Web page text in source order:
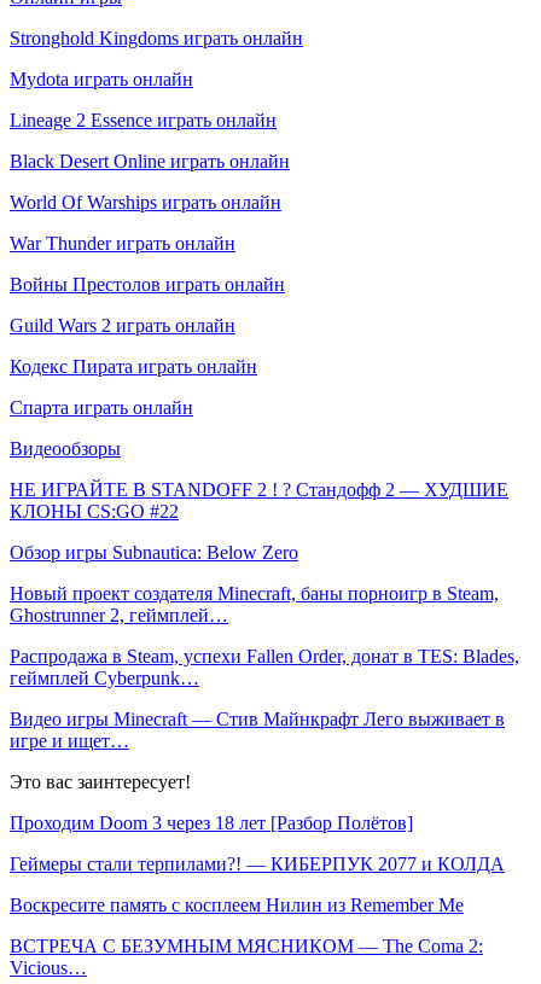
Stronghold Kingdoms играть онлайн
Mydota играть онлайн
Lineage 2 Essence играть онлайн
Black Desert Online играть онлайн
World Of Warships играть онлайн
War Thunder играть онлайн
Войны Престолов играть онлайн
Guild Wars 2 играть онлайн
Кодекс Пирата играть онлайн
Спарта играть онлайн
Видеообзоры
НЕ ИГРАЙТЕ В STANDOFF 2 ! ? Стандофф 2 — ХУДШИЕ
КЛОНЫ CS:GO #22
Обзор игры Subnautica: Below Zero
Новый проект создателя Minecraft, баны порноигр в Steam,
Ghostrunner 2, геймплей…
Распродажа в Steam, успехи Fallen Order, донат в TES: Blades,
геймплей Cyberpunk…
Видео игры Minecraft — Стив Майнкрафт Лего выживает в
игре и ищет…
Это вас заинтересует!
Проходим Doom 3 через 18 лет [Разбор Полётов]
Геймеры стали терпилами?! — КИБЕРПУК 2077 и КОЛДА
Воскресите память с косплеем Нилин из Remember Me
ВСТРЕЧА С БЕЗУМНЫМ МЯСНИКОМ — The Coma 2:
Vicious…